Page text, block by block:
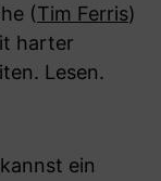
(Tim Ferris)
harter
Lesen.
ein